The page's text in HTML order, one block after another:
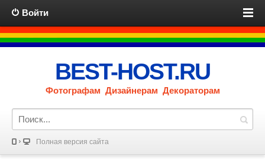
Войти
BEST-HOST.RU
Фотографам Дизайнерам Декораторам
Полная версия сайта